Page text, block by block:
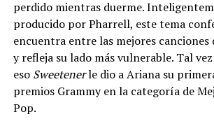
perdido mientras duerme.
producido por Pharrell, este tema
encuentra entre las mejores canciones
y refleja su lado más vulnerable. Tal
eso Sweetenerle dio a Ariana su
premios Grammy en la categoría de
Pop.